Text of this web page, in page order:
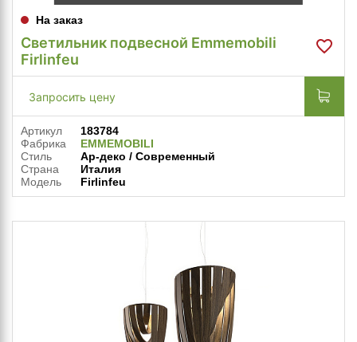
На заказ
Светильник подвесной Emmemobili
Firlinfeu
Запросить цену
Артикул
183784
Фабрика
EMMEMOBILI
Стиль
Ар-деко / Современный
Страна
Италия
Модель
Firlinfeu